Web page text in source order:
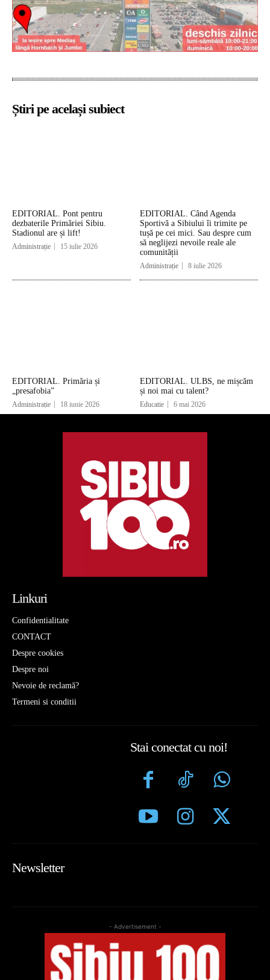
Știri pe același subiect
EDITORIAL. Pont pentru
dezbaterile Primăriei Sibiu.
Stadionul are și lift!
Administrație 15 iulie 2026
EDITORIAL. Când Agenda
Sportivă a Sibiului îi trimite pe
tușă pe cei mici. Sau despre cum
să neglijezi nevoile reale ale
comunității
Administrație 8 iulie 2026
EDITORIAL. Primăria și
„presafobia”
Administrație 18 iunie 2026
EDITORIAL. ULBS, ne mișcăm
și noi mai cu talent?
Educatie 6 mai 2026
Linkuri
Confidentialitate
CONTACT
Despre cookies
Despre noi
Nevoie de reclamă?
Termeni si conditii
Stai conectat cu noi!
Newsletter
- Advertisement -